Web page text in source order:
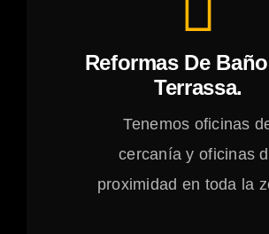
Reformas De
Terrassa.
Tenemos oficinas
cercanía y oficinas
proximidad en toda la